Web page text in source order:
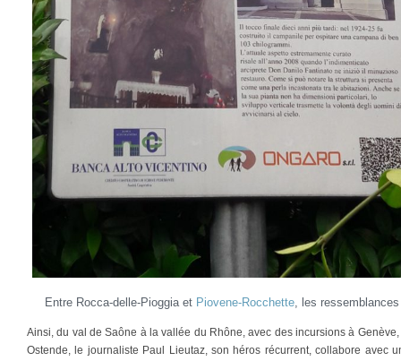
Entre Rocca-delle-Pioggia et Piovene-Rocchette, les
Ainsi, du val de Saône à la vallée du Rhône, avec des incursions à
Ostende, le journaliste Paul Lieutaz, son héros récurrent, collabore avec